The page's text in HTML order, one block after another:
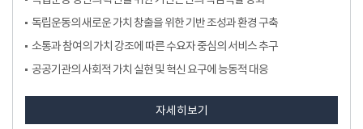
독립운동의 새로운 가치 창출을 위한 기반 조성과 환경 구축
소통과 참여의 가치 강조에 따른 수요자 중심의 서비스 추구
공공기관의 사회적 가치 실현 및 혁신 요구에 능동적 대응
자세히보기